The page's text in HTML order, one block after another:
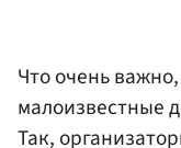
Что очень
малоизвестные
Так,